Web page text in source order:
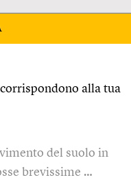
alla tua
del suolo in
brevissime …